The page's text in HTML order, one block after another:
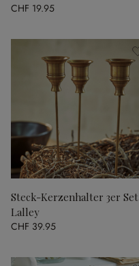
CHF 19.95
Steck-Kerzenhalter 3er Set
Lalley
CHF 39.95